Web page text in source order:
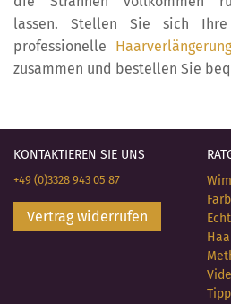
lassen. Stellen Sie sich
professionelle Haarverlängerung
zusammen und bestellen Sie
KONTAKTIEREN SIE UNS
+49 (0)3328 943 05 87
Vertrag widerrufen